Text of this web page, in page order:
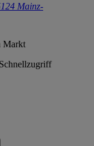
Mainz-
Markt